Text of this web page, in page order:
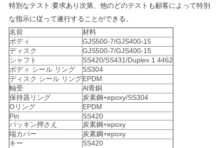
い
地
図
PRIVACY
POLICY
特別なテスト:要求あり次第、他のどのテストも顧客によって特別
な指示に従って遂行することができる。
名前
材料
ボディ
GJS500-7/GJS400-15
ディスク
GJS500-7/GJS400-15
シャフト
SS420/SS431/Duplex 1.4462
ボディ シール リング
SS304
ディスク シール リングEPDM
軸受
Al青銅
保持器リング
炭素鋼+epoxy/SS304
Oリング
EPDM
Pin
SS420
パッキン押さえ
炭素鋼+epoxy
端カバー
炭素鋼+epoxy
キー
SS420